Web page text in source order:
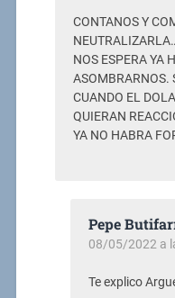
CONTANOS Y
NOS ESPERA YA
ASOMBRARNOS.
CUANDO EL
QUIERAN
YA NO HABRA
Pepe
08/05/2022 a
Te explico